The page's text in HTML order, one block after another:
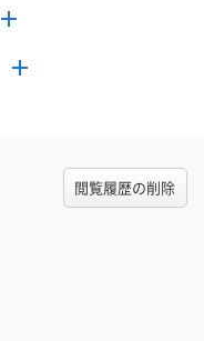
閲覧履歴の削除